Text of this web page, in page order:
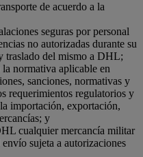
de acuerdo a la
seguras por personal
no autorizadas durante su
traslado del mismo a DHL;
normativa aplicable en
sanciones, normativas y
requerimientos regulatorios y
importación, exportación,
y
cualquier mercancía militar
sujeta a autorizaciones